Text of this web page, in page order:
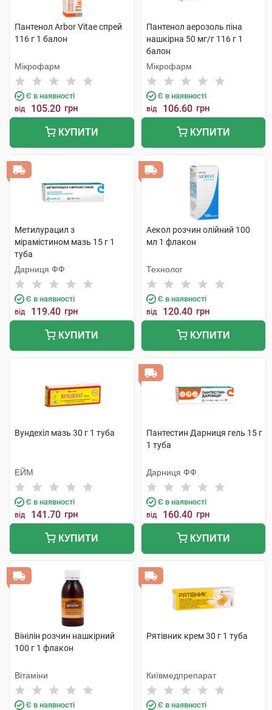
Пантенол Arbor Vitae спрей
116 г 1 балон
Мікрофарм
Є в наявності
від 105.20 грн
КУПИТИ
Пантенол аерозоль піна
нашкірна 50 мг/г 116 г 1
балон
Мікрофарм
Є в наявності
від 106.60 грн
КУПИТИ
Метилурацил з
мірамістином мазь 15 г 1
туба
Дарниця ФФ
Є в наявності
від 119.40 грн
КУПИТИ
Аекол розчин олійний 100
мл 1 флакон
Технолог
Є в наявності
від 120.40 грн
КУПИТИ
Вундехіл мазь 30 г 1 туба
ЕЙМ
Є в наявності
від 141.70 грн
КУПИТИ
Пантестин Дарниця гель 15 г
1 туба
Дарниця ФФ
Є в наявності
від 160.40 грн
КУПИТИ
Вінілін розчин нашкірний
100 г 1 флакон
Вітаміни
Є в наявності
Рятівник крем 30 г 1 туба
Київмедпрепарат
Є в наявності